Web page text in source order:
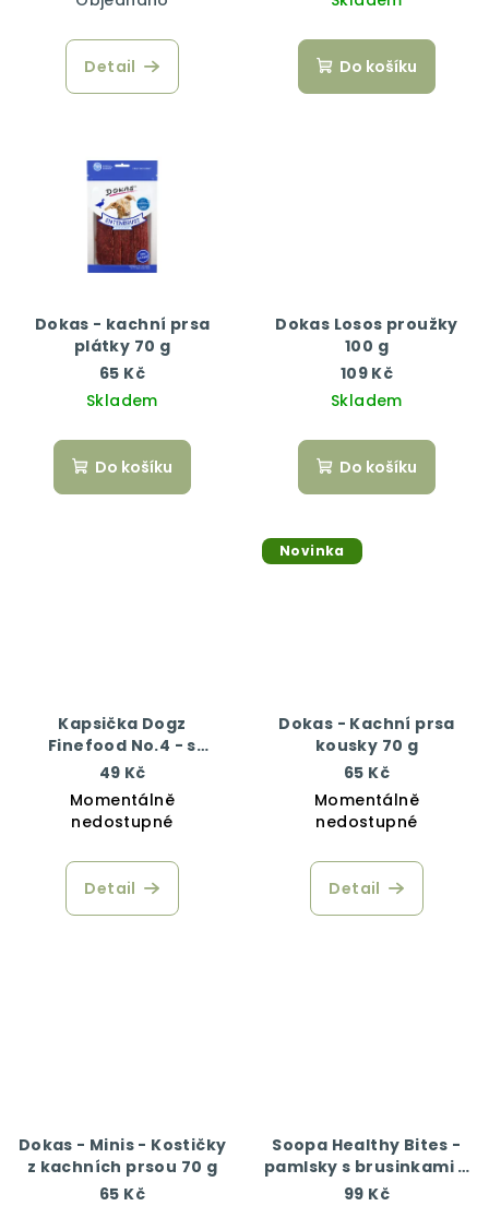
Detail Do košíku
Dokas - kachní prsa
plátky 70 g
65 Kč
Skladem
Do košíku
Dokas Losos proužky
100 g
109 Kč
Skladem
Do košíku
Kapsička Dogz
Finefood No.4 - s
kuřecím a bažantím
masem 100 g
49 Kč
Momentálně
nedostupné
Detail
Novinka
Dokas - Kachní prsa
kousky 70 g
65 Kč
Momentálně
nedostupné
Detail
Dokas - Minis - Kostičky
z kachních prsou 70 g
65 Kč
Soopa Healthy Bites -
pamlsky s brusinkami a
batáty 50 g
99 Kč